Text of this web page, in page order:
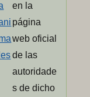
les
en la
página
web oficial
de las
autoridade
s de dicho